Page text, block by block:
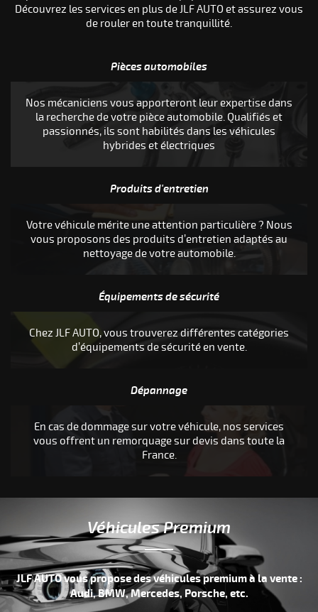
Découvrez les services en plus de JLF AUTO et assurez vous
de rouler en toute tranquillité.
Pièces automobiles
Nos mécaniciens vous apporteront leur expertise dans
la recherche de votre pièce automobile. Qualifiés et
passionnés, ils sont habilités dans les véhicules
hybrides et électriques
Produits d'entretien
Votre véhicule mérite une attention particulière ? Nous
vous proposons des produits d’entretien adaptés au
nettoyage de votre automobile.
Équipements de sécurité
Chez JLF AUTO, vous trouverez différentes catégories
d’équipements de sécurité en vente.
Dépannage
En cas de dommage sur votre véhicule, nos services
vous offrent un remorquage sur devis dans toute la
France.
Véhicules Premium
JLF AUTO vous propose des véhicules premium à la vente :
Audi, BMW, Mercedes, Porsche, etc.